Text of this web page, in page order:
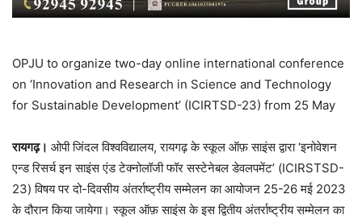
OPJU to organize two-day online international conference
on ‘Innovation and Research in Science and Technology
for Sustainable Development’ (ICIRTSD-23) from 25 May
रायगढ़। ओपी जिंदल विश्वविद्यालय, रायगढ़ के स्कूल ऑफ़ साइंस द्वारा ‘इनोवेशन
एन्ड रिसर्च इन साइंस एंड टेक्नोलॉजी फॉर सस्टेनेबल डेवलपमेंट’ (ICIRSTSD-
23) विषय पर दो-दिवसीय अंतर्राष्ट्रीय सम्मेलन का आयोजन 25-26 मई 2023
के दौरान किया जायेगा। स्कूल ऑफ़ साइंस के इस द्वितीय अंतर्राष्ट्रीय सम्मेलन का